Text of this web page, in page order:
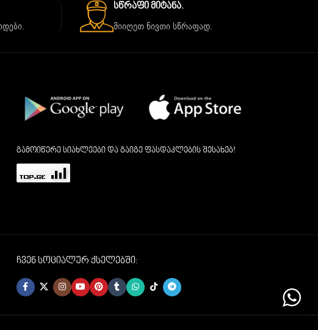
Სწრაფი Მიტანა.
მიიღეთ ნივთი სწრაფად.
გამოიწერე სიახლეები და გაიგე ფასდაკლების შესახებ!
ჩვენ სოციალურ ქსელებში: